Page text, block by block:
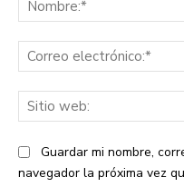
Guardar mi nombre,
navegador la próxima vez